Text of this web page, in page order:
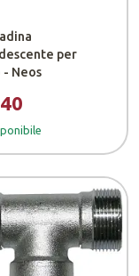
per
Neos